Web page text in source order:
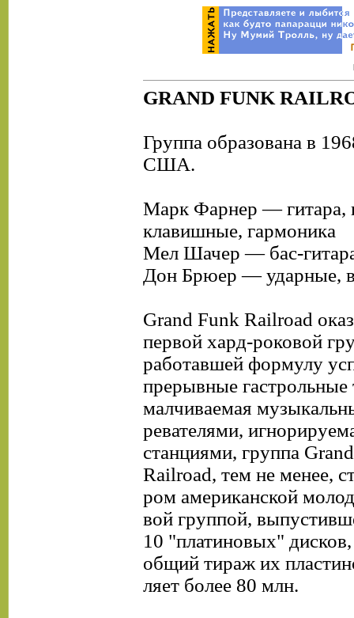
GRAND FUNK
Группа образована в
США.
Марк Фарнер — гитара,
клавишные, гармоника
Мел Шачер — бас-
Дон Брюер — ударные,
Grand Funk Railroad
первой хард-роковой
работавшей формулу
прерывные гастрольные
малчиваемая
ревателями,
станциями, группа
Railroad, тем не менее,
ром американской
вой группой,
10 "платиновых"
общий тираж их
ляет более 80 млн.